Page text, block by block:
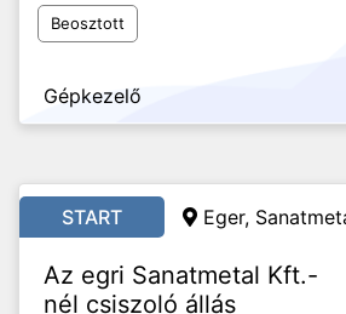
Beosztott
Gépkezelő
START Eger,
Az egri Sanatmetal Kft.-
nél csiszoló állás